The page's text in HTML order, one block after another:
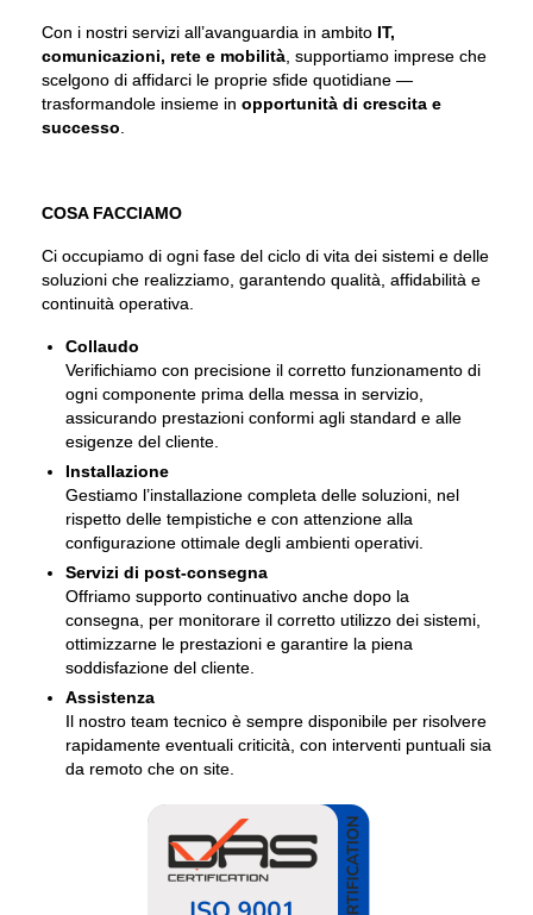
Con i nostri servizi all’avanguardia in ambito IT,
comunicazioni, rete e mobilità , supportiamo imprese che
scelgono di affidarci le proprie sfide quotidiane —
trasformandole insieme in opportunità di crescita e
successo
COSA FACCIAMO
Ci occupiamo di ogni fase del ciclo di vita dei sistemi e delle
soluzioni che realizziamo, garantendo qualità, affidabilità e
continuità operativa.
Collaudo
Verifichiamo con precisione il corretto funzionamento di
ogni componente prima della messa in servizio,
assicurando prestazioni conformi agli standard e alle
esigenze del cliente.
Installazione
Gestiamo l’installazione completa delle soluzioni, nel
rispetto delle tempistiche e con attenzione alla
configurazione ottimale degli ambienti operativi.
Servizi di post-consegna
Offriamo supporto continuativo anche dopo la
consegna, per monitorare il corretto utilizzo dei sistemi,
ottimizzarne le prestazioni e garantire la piena
soddisfazione del cliente.
Assistenza
Il nostro team tecnico è sempre disponibile per risolvere
rapidamente eventuali criticità, con interventi puntuali sia
da remoto che on site.